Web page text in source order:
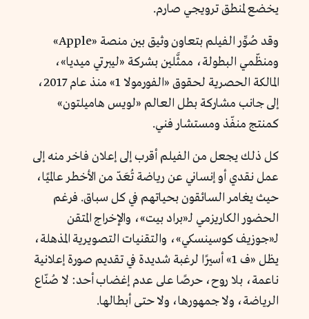
يخضع لمنطق ترويجي صارم.
وقد صُوِّر الفيلم بتعاون وثيق بين منصة «Apple»
ومنظّمي البطولة، ممثَّلين بشركة «ليبرتي ميديا»،
المالكة الحصرية لحقوق «الفورمولا 1» منذ عام 2017،
إلى جانب مشاركة بطل العالم «لويس هاميلتون»
كمنتج منفّذ ومستشار فني.
كل ذلك يجعل من الفيلم أقرب إلى إعلان فاخر منه إلى
عمل نقدي أو إنساني عن رياضة تُعَدّ من الأخطر عالميًا،
حيث يغامر السائقون بحياتهم في كل سباق. فرغم
الحضور الكاريزمي لـ«براد بيت»، والإخراج المتقن
لـ«جوزيف كوسينسكي»، والتقنيات التصويرية المذهلة،
يظل «ف 1» أسيرًا لرغبة شديدة في تقديم صورة إعلانية
ناعمة، بلا روح، حرصًا على عدم إغضاب أحد: لا صُنّاع
الرياضة، ولا جمهورها، ولا حتى أبطالها.